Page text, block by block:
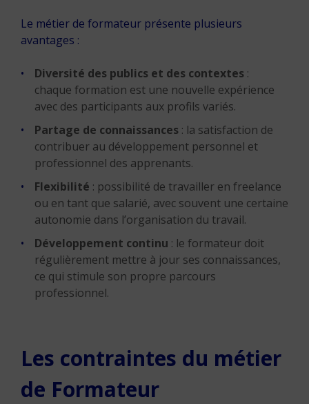
Le métier de formateur présente plusieurs
avantages :
Diversité des publics et des contextes :
chaque formation est une nouvelle expérience
avec des participants aux profils variés.
Partage de connaissances : la satisfaction de
contribuer au développement personnel et
professionnel des apprenants.
Flexibilité : possibilité de travailler en freelance
ou en tant que salarié, avec souvent une certaine
autonomie dans l’organisation du travail.
Développement continu : le formateur doit
régulièrement mettre à jour ses connaissances,
ce qui stimule son propre parcours
professionnel.
Les contraintes du métier
de Formateur